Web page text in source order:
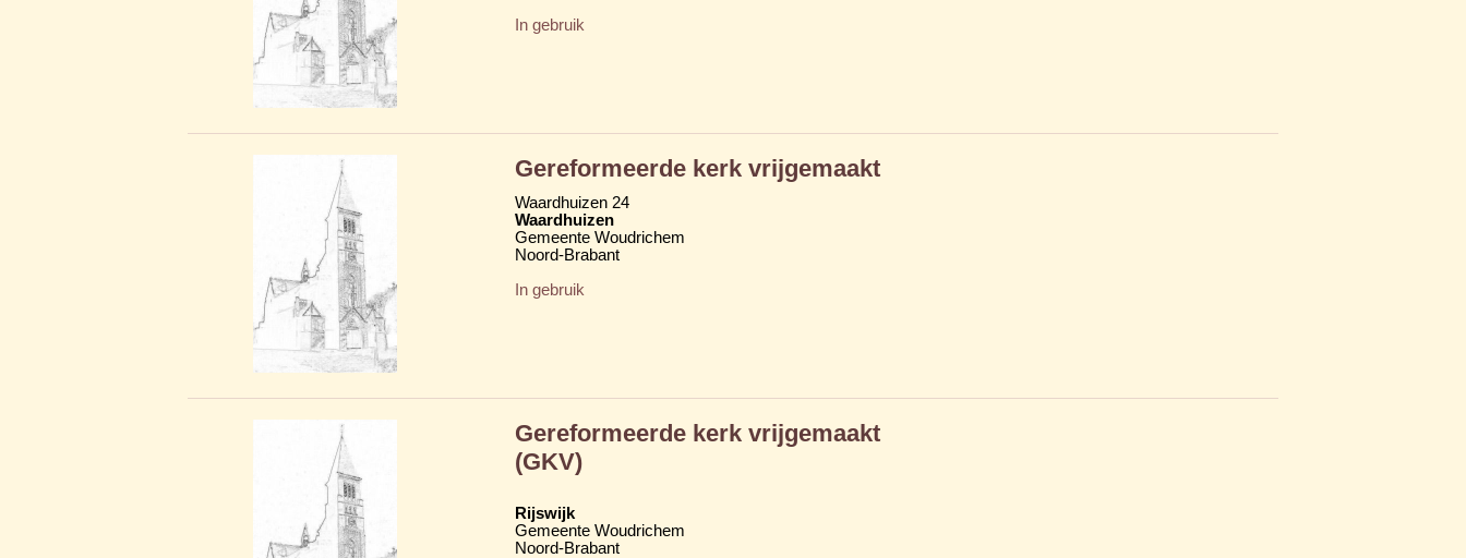
In gebruik
Gereformeerde kerk vrijgemaakt
Waardhuizen 24
Waardhuizen
Gemeente Woudrichem
Noord-Brabant
In gebruik
Gereformeerde kerk vrijgemaakt
(GKV)
Rijswijk
Gemeente Woudrichem
Noord-Brabant